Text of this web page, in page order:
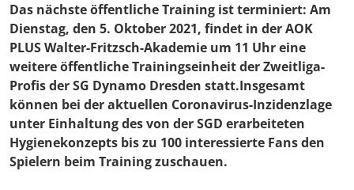
Das nächste öffentliche Training ist terminiert: Am
Dienstag, den 5. Oktober 2021, findet in der AOK
PLUS Walter-Fritzsch-Akademie um 11 Uhr eine
weitere öffentliche Trainingseinheit der Zweitliga-
Profis der SG Dynamo Dresden statt.Insgesamt
können bei der aktuellen Coronavirus-Inzidenzlage
unter Einhaltung des von der SGD erarbeiteten
Hygienekonzepts bis zu 100 interessierte Fans den
Spielern beim Training zuschauen.